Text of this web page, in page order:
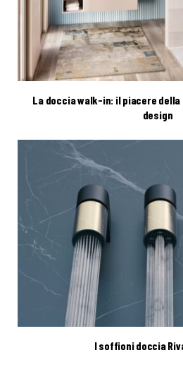
La doccia walk-in: il piacere
design
I soffioni doccia